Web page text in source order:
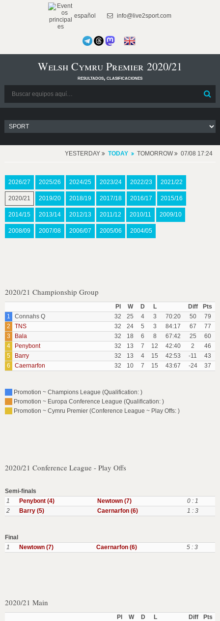
español info@live2sport.com
Welsh Cymru Premier 2020/21
resultados, clasificaciones
YESTERDAY TODAY TOMORROW 07/08 17:24
2026/27 2025/26 2024/25 2023/24 2022/23 2021/22
2020/21 2019/20 2018/19 2017/18 2016/17 2015/16
2014/15 2013/14 2012/13 2011/12 2010/11 2009/10
2008/09 2007/08 2006/07 2005/06 2004/05
2020/21 Championship Group
Pl W D L Diff
Pts
1
Connahs Q 32 25 4 3 70:20 50
79
2
TNS 32 24 5 3 84:17 67
77
3
Bala 32 18 6 8 67:42 25
60
4
Penybont 32 13 7 12 42:40 2
46
5
Barry 32 13 4 15 42:53 -11
43
6
Caernarfon 32 10 7 15 43:67 -24 37
Promotion ~ Champions League (Qualification: )
Promotion ~ Europa Conference League (Qualification: )
Promotion ~ Cymru Premier (Conference League ~ Play Offs: )
2020/21 Conference League - Play Offs
Semi-finals
1
Penybont (4) Newtown (7)
0 : 1
2
Barry (5) Caernarfon (6) 1 : 3
Final
1
Newtown (7) Caernarfon (6) 5 : 3
2020/21 Main
Pl W D L Diff
Pts